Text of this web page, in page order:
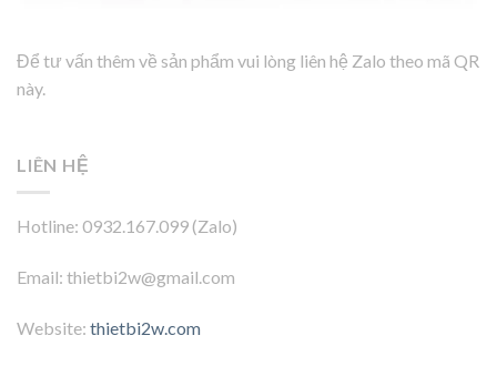
Để tư vấn thêm về sản phẩm vui lòng liên hệ Zalo theo mã QR
này.
LIÊN HỆ
Hotline: 0932.167.099 (Zalo)
Email: thietbi2w@gmail.com
Website: thietbi2w.com